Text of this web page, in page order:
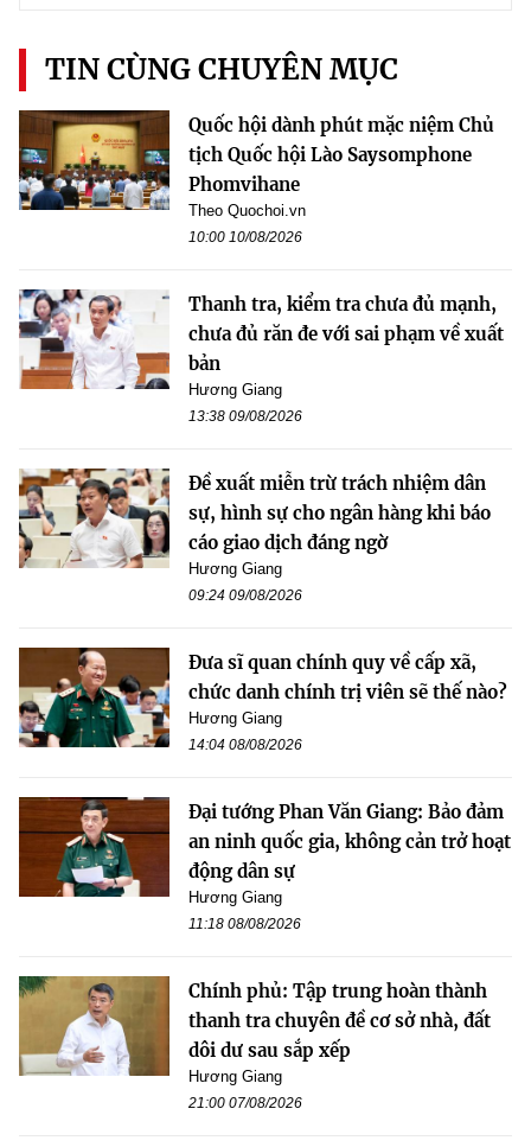
TIN CÙNG CHUYÊN MỤC
Quốc hội dành phút mặc niệm Chủ
tịch Quốc hội Lào Saysomphone
Phomvihane
Theo Quochoi.vn
10:00 10/08/2026
Thanh tra, kiểm tra chưa đủ mạnh,
chưa đủ răn đe với sai phạm về xuất
bản
Hương Giang
13:38 09/08/2026
Đề xuất miễn trừ trách nhiệm dân
sự, hình sự cho ngân hàng khi báo
cáo giao dịch đáng ngờ
Hương Giang
09:24 09/08/2026
Đưa sĩ quan chính quy về cấp xã,
chức danh chính trị viên sẽ thế nào?
Hương Giang
14:04 08/08/2026
Đại tướng Phan Văn Giang: Bảo đảm
an ninh quốc gia, không cản trở hoạt
động dân sự
Hương Giang
11:18 08/08/2026
Chính phủ: Tập trung hoàn thành
thanh tra chuyên đề cơ sở nhà, đất
dôi dư sau sắp xếp
Hương Giang
21:00 07/08/2026